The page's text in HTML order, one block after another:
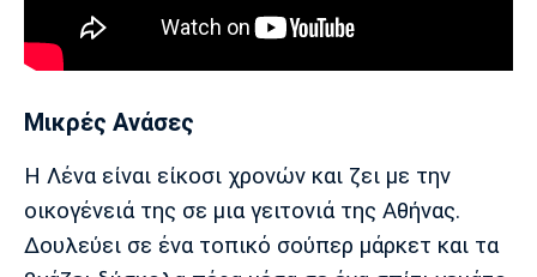
Μικρές Ανάσες
Η Λένα είναι είκοσι χρονών και ζει με την
οικογένειά της σε μια γειτονιά της Αθήνας.
Δουλεύει σε ένα τοπικό σούπερ μάρκετ και τα